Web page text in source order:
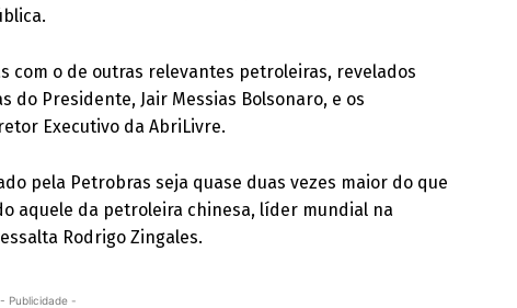
com o de outras relevantes petroleiras, revelados
Presidente, Jair Messias Bolsonaro, e os
Executivo da AbriLivre.
pela Petrobras seja quase duas vezes maior do que
aquele da petroleira chinesa, líder mundial na
Rodrigo Zingales.
- Publicidade -